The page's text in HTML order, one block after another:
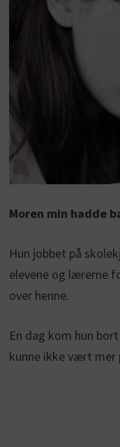
Moren min hadde
Hun jobbet på
elevene og lærerne
over henne.
En dag kom hun
kunne ikke vært mer